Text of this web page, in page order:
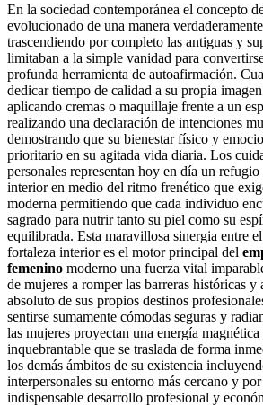
En la sociedad contemporánea el concepto
evolucionado de una manera
trascendiendo por completo las antiguas y
limitaban a la simple vanidad para
profunda herramienta de autoafirmación.
dedicar tiempo de calidad a su propia
aplicando cremas o maquillaje frente a un
realizando una declaración de intenciones
demostrando que su bienestar físico y
prioritario en su agitada vida diaria. Los
personales representan hoy en día un
interior en medio del ritmo frenético que
moderna permitiendo que cada individuo
sagrado para nutrir tanto su piel como su
equilibrada. Esta maravillosa sinergia entre
fortaleza interior es el motor principal del
femenino moderno una fuerza vital
de mujeres a romper las barreras históricas y
absoluto de sus propios destinos
sentirse sumamente cómodas seguras y
las mujeres proyectan una energía
inquebrantable que se traslada de forma
los demás ámbitos de su existencia
interpersonales su entorno más cercano y
indispensable desarrollo profesional y